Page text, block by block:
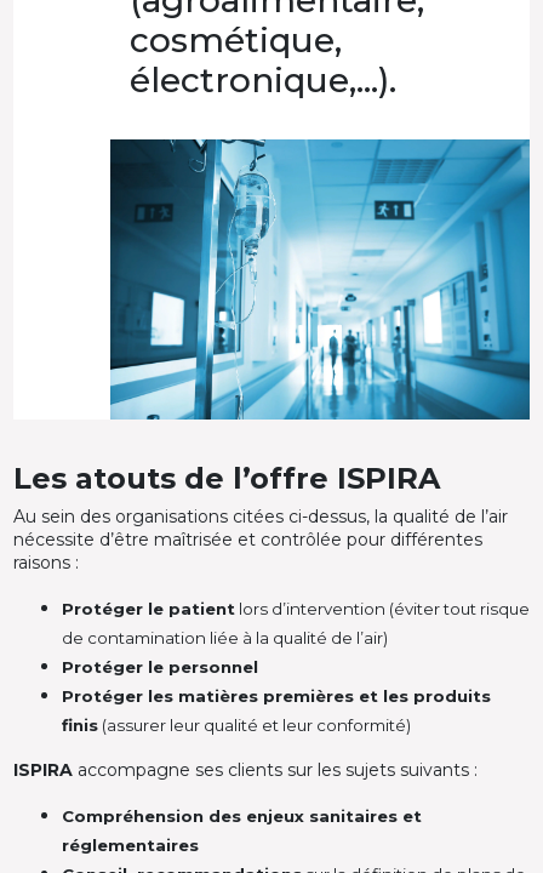
cosmétique,
électronique,…).
Les atouts de l’offre ISPIRA
Au sein des organisations citées ci-dessus, la qualité de l’air
nécessite d’être maîtrisée et contrôlée pour différentes
raisons :
Protéger le patient lors d’intervention (éviter tout risque
de contamination liée à la qualité de l’air)
Protéger le personnel
Protéger les matières premières et les produits
finis (assurer leur qualité et leur conformité)
ISPIRA accompagne ses clients sur les sujets suivants :
Compréhension des enjeux sanitaires et
réglementaires